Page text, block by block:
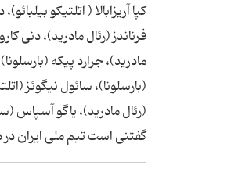
کپا آریزابالا ( اتلتیکو
فرناندز (رئال مادرید)، دنی
مادرید)، جرارد پیکه
(بارسلونا)، سائول نیگوئز
(رئال مادرید)، یاگو آسپاس
گفتنی است تیم ملی ایران در دومین دیدار خود روز 30 خردادماه از ساعت